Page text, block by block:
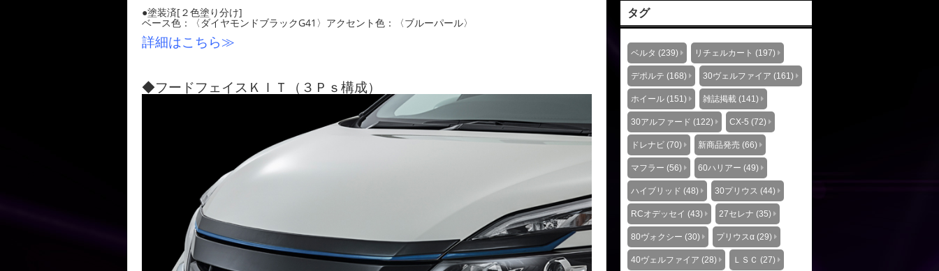
●塗装済[２色塗り分け]
ベース色：〈ダイヤモンドブラックG41〉アクセント色：〈ブルーパール〉
詳細はこちら≫
◆フードフェイスＫＩＴ（３Ｐｓ構成）
タグ
ベルタ (239) リチェルカート (197)
デポルテ (168) 30ヴェルファイア (161)
ホイール (151) 雑誌掲載 (141)
30アルファード (122) CX-5 (72)
ドレナビ (70) 新商品発売 (66)
マフラー (56) 60ハリアー (49)
ハイブリッド (48) 30プリウス (44)
RCオデッセイ (43) 27セレナ (35)
80ヴォクシー (30) プリウスα (29)
40ヴェルファイア (28) ＬＳＣ (27)